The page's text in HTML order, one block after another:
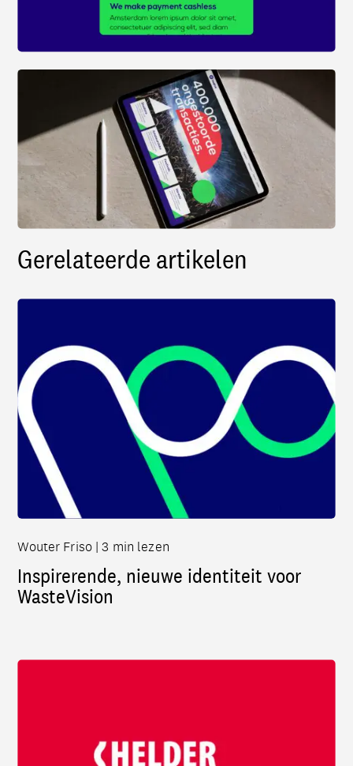
Gerelateerde artikelen
Wouter Friso | 3 min lezen
Inspirerende, nieuwe identiteit voor
WasteVision